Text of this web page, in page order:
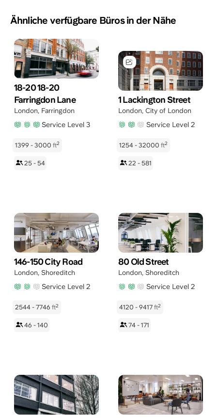
Ähnliche verfügbare Büros in der Nähe
18-20 18-20
Farringdon Lane
London, Farringdon
Service Level 3
1399 - 3000 ft2
25 - 54
1 Lackington Street
London, City of London
Service Level 2
1254 - 32000 ft2
22 - 581
146-150 City Road
London, Shoreditch
Service Level 2
2544 - 7746 ft2
46 - 140
80 Old Street
London, Shoreditch
Service Level 2
4120 - 9417 ft2
74 - 171